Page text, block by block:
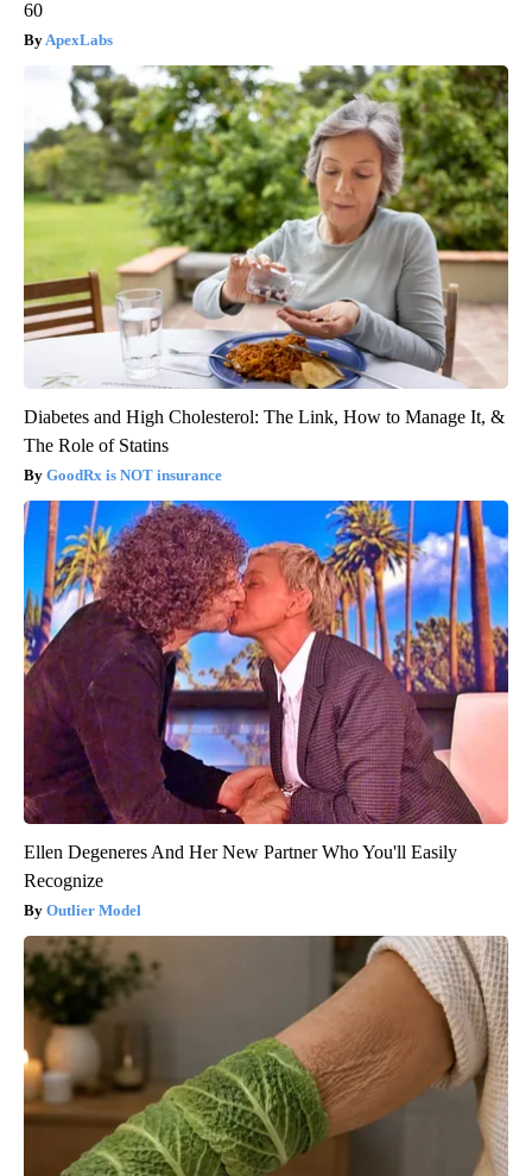
60
ApexLabs
Diabetes and High Cholesterol: The Link, How to Manage It, &
The Role of Statins
GoodRx is NOT insurance
Ellen Degeneres And Her New Partner Who You'll Easily
Recognize
Outlier Model